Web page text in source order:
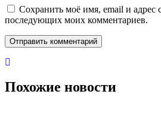
Сохранить моё имя, email и адрес
последующих моих комментариев.
Похожие новости